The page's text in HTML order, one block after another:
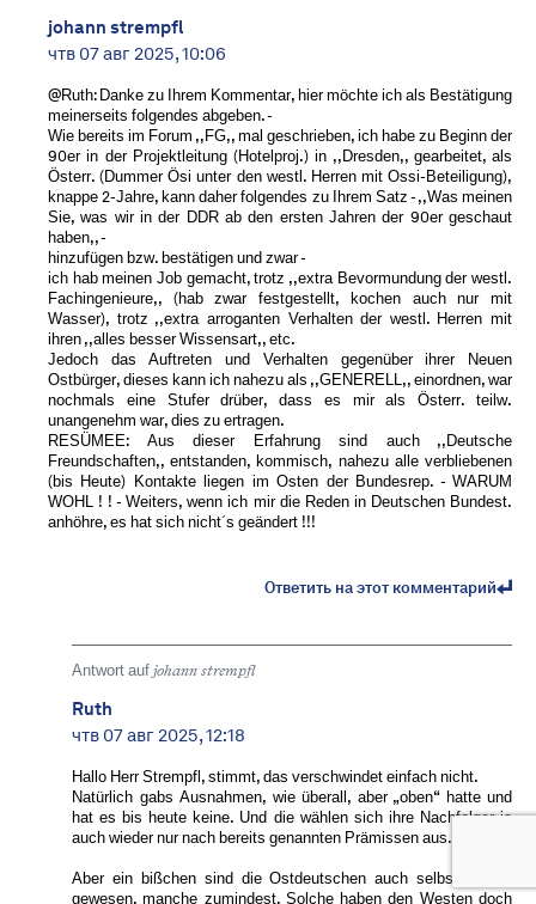
johann strempfl
чтв 07 авг 2025, 10:06
@Ruth: Danke zu Ihrem Kommentar, hier möchte ich als Bestätigung
meinerseits folgendes abgeben. -
Wie bereits im Forum ,,FG,, mal geschrieben, ich habe zu Beginn der
90er in der Projektleitung (Hotelproj.) in ,,Dresden,, gearbeitet, als
Österr. (Dummer Ösi unter den westl. Herren mit Ossi-Beteiligung),
knappe 2-Jahre, kann daher folgendes zu Ihrem Satz - ,,Was meinen
Sie, was wir in der DDR ab den ersten Jahren der 90er geschaut
haben,, -
hinzufügen bzw. bestätigen und zwar -
ich hab meinen Job gemacht, trotz ,,extra Bevormundung der westl.
Fachingenieure,, (hab zwar festgestellt, kochen auch nur mit
Wasser), trotz ,,extra arroganten Verhalten der westl. Herren mit
ihren ,,alles besser Wissensart,, etc.
Jedoch das Auftreten und Verhalten gegenüber ihrer Neuen
Ostbürger, dieses kann ich nahezu als ,,GENERELL,, einordnen, war
nochmals eine Stufer drüber, dass es mir als Österr. teilw.
unangenehm war, dies zu ertragen.
RESÜMEE: Aus dieser Erfahrung sind auch ,,Deutsche
Freundschaften,, entstanden, kommisch, nahezu alle verbliebenen
(bis Heute) Kontakte liegen im Osten der Bundesrep. - WARUM
WOHL ! ! - Weiters, wenn ich mir die Reden in Deutschen Bundest.
anhöhre, es hat sich nicht´s geändert !!!
Ответить на этот комментарий
Antwort auf johann strempfl
Ruth
чтв 07 авг 2025, 12:18
Hallo Herr Strempfl, stimmt, das verschwindet einfach nicht.
Natürlich gabs Ausnahmen, wie überall, aber „oben“ hatte und
hat es bis heute keine. Und die wählen sich ihre Nachfolger ja
auch wieder nur nach bereits genannten Prämissen aus.
Aber ein bißchen sind die Ostdeutschen auch selbst schuld
gewesen, manche zumindest. Solche haben den Westen doch